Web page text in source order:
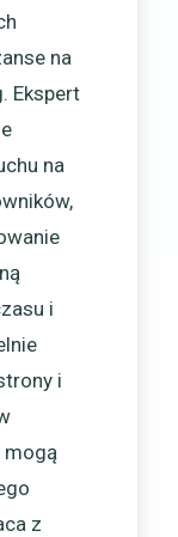
na
Ekspert
na
i
i
mogą
z